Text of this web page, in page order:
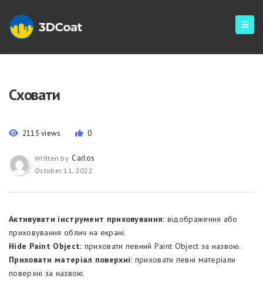
Сховати
2115 views 0
Written by Carlos
October 11, 2022
Активувати інструмент приховування: відображення або
приховування облич на екрані.
Hide Paint Object: приховати певний Paint Object за назвою.
Приховати матеріал поверхні: приховати певні матеріали
поверхні за назвою.